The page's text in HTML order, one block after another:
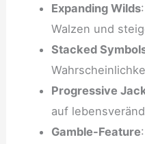
Expanding Wilds
Walzen und
Stacked
Progressive
auf
Gamble-Feature